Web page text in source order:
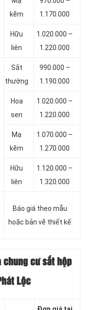
kẽm
1.170.000
Hữu
liên
1.020.000 –
1.220.000
Sắt
thường
990.000 –
1.190.000
Hoa
sen
1.020.000 –
1.220.000
Mạ
kẽm
1.070.000 –
1.270.000
Hữu
liên
1.120.000 –
1.320.000
Báo giá theo mẫu
hoặc bản vẽ thiết kế
chung cư sắt hộp
Lộc